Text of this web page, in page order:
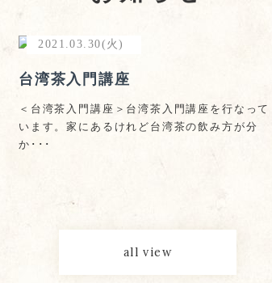
2021.03.30(火)
台湾茶入門講座
＜台湾茶入門講座＞台湾茶入門講座を行なって
います。家にあるけれど台湾茶の飲み方が分
か･･･
all view